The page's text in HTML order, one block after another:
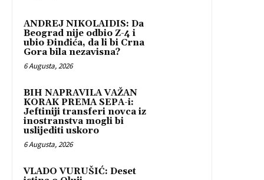
ANDREJ NIKOLAIDIS: Da
Beograd nije odbio Z-4 i
ubio Đinđića, da li bi Crna
Gora bila nezavisna?
6 Augusta, 2026
BIH NAPRAVILA VAŽAN
KORAK PREMA SEPA-i:
Jeftiniji transferi novca iz
inostranstva mogli bi
uslijediti uskoro
6 Augusta, 2026
VLADO VURUŠIĆ: Deset